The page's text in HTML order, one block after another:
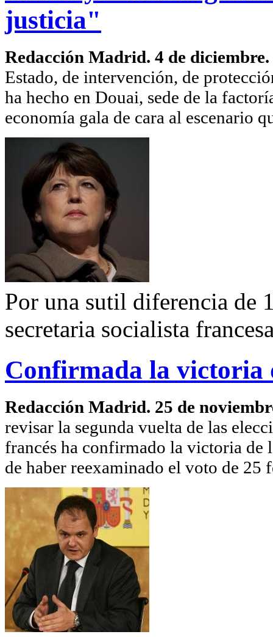
justicia"
Redacción Madrid. 4 de diciembre.
Estado, de intervención, de
ha hecho en Douai, sede de la
economía gala de cara al escenario
Por una sutil diferencia de
secretaria socialista
Confirmada la
Redacción Madrid. 25 de
revisar la segunda vuelta de las
francés ha confirmado la victoria de
de haber reexaminado el voto de 25